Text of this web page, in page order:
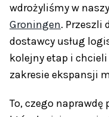
wdrożyliśmy w
Groningen. Przeszli
dostawcy usług
kolejny etap i
zakresie ekspansji
To, czego naprawdę